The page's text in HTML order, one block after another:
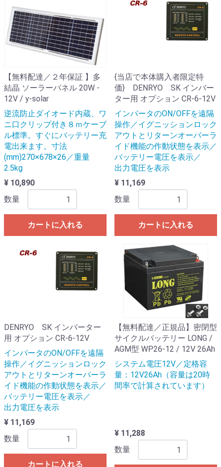
【無料配達／２年保証 】多
結晶 ソーラーパネル 20W -
12V / y-solar
逆流防止ダイオード内蔵、ワ
ニ口クリップ付き８ｍケーブ
ル標準。すぐにバッテリー充
電出来ます。寸法
(mm)270×678×26／重量
2.5kg
¥ 10,890
数量
カートに入れる
{当店で本体購入者限定特
価} DENRYO SK インバー
ター用 オプション CR-6-12V
インバータのON/OFFを遠隔
操作／イグニッションロック
アウトとリターンオーバーラ
イド機能の作動状態を表示／
バッテリー電圧を表示／
出力電圧を表示
¥ 11,169
数量
カートに入れる
DENRYO SK インバーター
用 オプション CR-6-12V
インバータのON/OFFを遠隔
操作／イグニッションロック
アウトとリターンオーバーラ
イド機能の作動状態を表示／
バッテリー電圧を表示／
出力電圧を表示
¥ 11,169
数量
カートに入れる
【無料配達／正規品】密閉型
サイクルバッテリー LONG /
AGM型 WP26-12 / 12V 26Ah
システム電圧12V／定格容
量：12V26Ah（容量は20時
間率で計算されています）
¥ 11,288
数量